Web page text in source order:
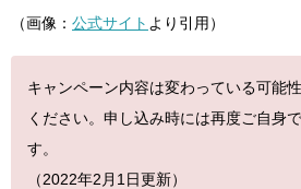
（画像： 公式サイト より引用）
キャンペーン内容は変わっている可能
ください。申し込み時には再度ご自身
す。
（2022年2月1日更新）